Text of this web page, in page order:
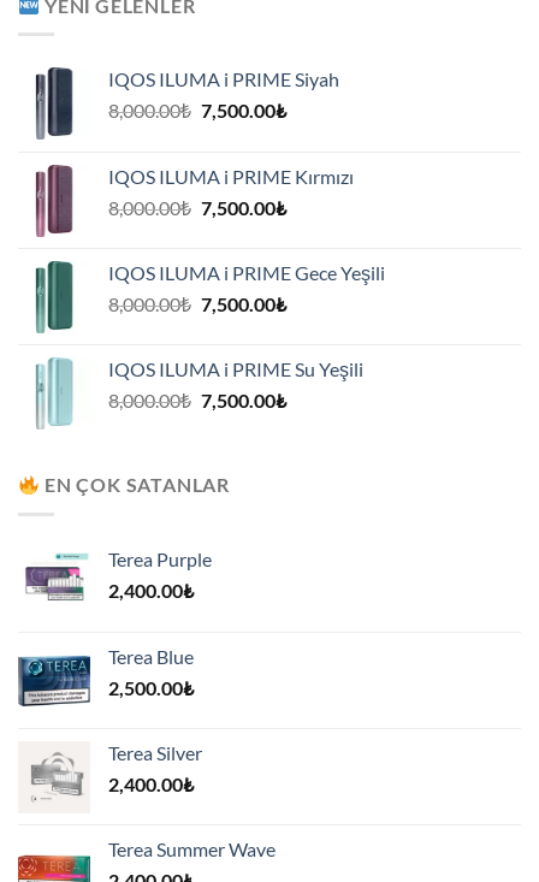
YENI GELENLER
IQOS ILUMA i PRIME Siyah
8,000.00₺ Orijinal
7,500.00₺Şu
7,500.00₺.
IQOS ILUMA i PRIME Kırmızı
8,000.00₺ Orijinal
7,500.00₺Şu
7,500.00₺.
IQOS ILUMA i PRIME Gece Yeşili
8,000.00₺ Orijinal
7,500.00₺Şu
7,500.00₺.
IQOS ILUMA i PRIME Su Yeşili
8,000.00₺ Orijinal
7,500.00₺Şu
EN ÇOK SATANLAR
Terea Purple
2,400.00₺
Terea Blue
2,500.00₺
Terea Silver
2,400.00₺
Terea Summer Wave